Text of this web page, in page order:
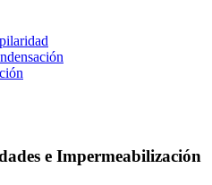
e Impermeabilización